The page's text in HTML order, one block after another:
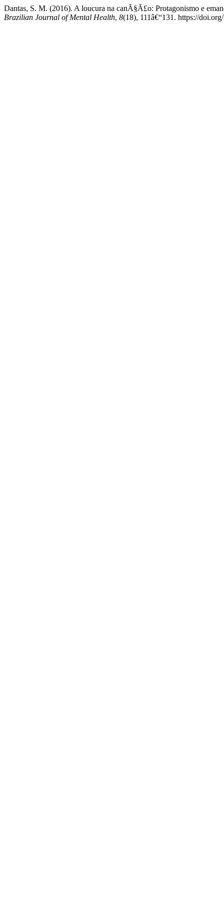
Dantas, S. M. (2016). A loucura na canÃ§Ã£o: Protagonismo e
Brazilian Journal of Mental Health, 8(18), 111â€“131. https://